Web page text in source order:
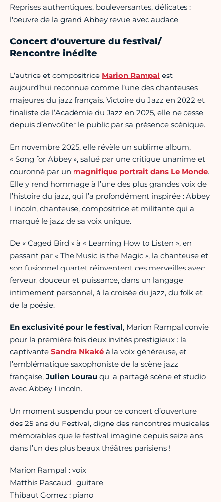
Reprises authentiques, bouleversantes, délicates :
l'oeuvre de la grand Abbey revue avec audace
Concert d'ouverture du festival/
Rencontre inédite
L’autrice et compositrice Marion Rampal est
aujourd’hui reconnue comme l’une des chanteuses
majeures du jazz français. Victoire du Jazz en 2022 et
finaliste de l’Académie du Jazz en 2025, elle ne cesse
depuis d’envoûter le public par sa présence scénique.
En novembre 2025, elle révèle un sublime album,
« Song for Abbey », salué par une critique unanime et
couronné par un magnifique portrait dans Le Monde.
Elle y rend hommage à l’une des plus grandes voix de
l’histoire du jazz, qui l’a profondément inspirée : Abbey
Lincoln, chanteuse, compositrice et militante qui a
marqué le jazz de sa voix unique.
De « Caged Bird » à « Learning How to Listen », en
passant par « The Music is the Magic », la chanteuse et
son fusionnel quartet réinventent ces merveilles avec
ferveur, douceur et puissance, dans un langage
intimement personnel, à la croisée du jazz, du folk et
de la poésie.
En exclusivité pour le festival, Marion Rampal convie
pour la première fois deux invités prestigieux : la
captivante Sandra Nkaké à la voix généreuse, et
l’emblématique saxophoniste de la scène jazz
française, Julien Lourau qui a partagé scène et studio
avec Abbey Lincoln.
Un moment suspendu pour ce concert d’ouverture
des 25 ans du Festival, digne des rencontres musicales
mémorables que le festival imagine depuis seize ans
dans l’un des plus beaux théâtres parisiens !
Marion Rampal : voix
Matthis Pascaud : guitare
Thibaut Gomez : piano